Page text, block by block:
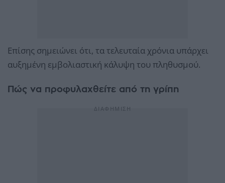
Επίσης σημειώνει ότι, τα τελευταία χρόνια υπάρχει
αυξημένη εμβολιαστική κάλυψη του πληθυσμού.
Πώς να προφυλαχθείτε από τη γρίπη